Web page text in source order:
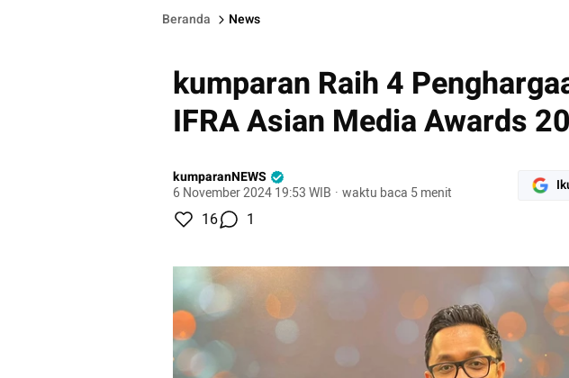
Beranda News
kumparan Raih 4
IFRA Asian Media Awards
kumparanNEWS
6 November 2024 19:53 WIB · waktu baca 5 menit
16 1